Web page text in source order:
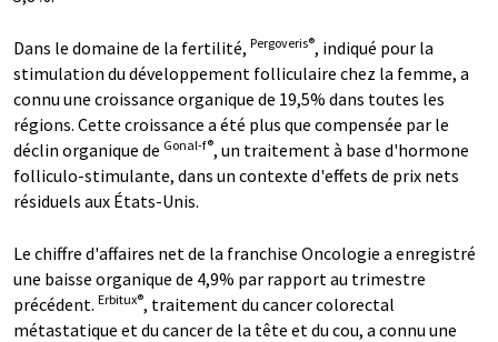
Dans le domaine de la fertilité, Pergoveris®, indiqué pour la
stimulation du développement folliculaire chez la femme, a
connu une croissance organique de 19,5% dans toutes les
régions. Cette croissance a été plus que compensée par le
déclin organique de Gonal-f®, un traitement à base d'hormone
folliculo-stimulante, dans un contexte d'effets de prix nets
résiduels aux États-Unis.
Le chiffre d'affaires net de la franchise Oncologie a enregistré
une baisse organique de 4,9% par rapport au trimestre
précédent. Erbitux®, traitement du cancer colorectal
métastatique et du cancer de la tête et du cou, a connu une